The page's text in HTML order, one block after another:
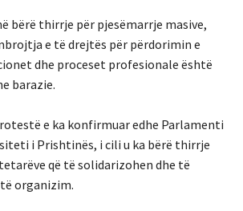
bërë thirrje për pjesëmarrje masive,
e të drejtës për përdorimin e
dhe proceset profesionale është
barazie.
e ka konfirmuar edhe Parlamenti
i Prishtinës, i cili u ka bërë thirrje
që të solidarizohen dhe të
organizim.